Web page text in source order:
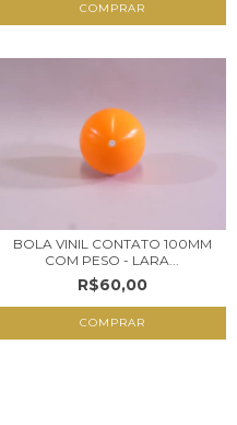
BOLA VINIL CONTATO 100MM
COM PESO - LARA...
R$60,00